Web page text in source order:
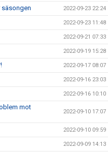
2022-09-23 22:24
2022-09-23 11:48
2022-09-21 07:33
2022-09-19 15:28
2022-09-17 08:07
2022-09-16 23:03
2022-09-16 10:10
mot
2022-09-10 17:07
2022-09-10 09:59
2022-09-09 14:13